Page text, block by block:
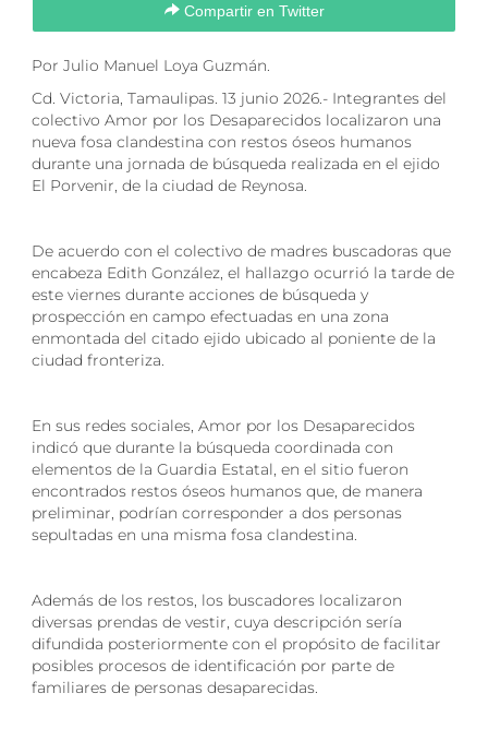
Compartir en Twitter
Por Julio Manuel Loya Guzmán.
Cd. Victoria, Tamaulipas. 13 junio 2026.- Integrantes del
colectivo Amor por los Desaparecidos localizaron una
nueva fosa clandestina con restos óseos humanos
durante una jornada de búsqueda realizada en el ejido
El Porvenir, de la ciudad de Reynosa.
De acuerdo con el colectivo de madres buscadoras que
encabeza Edith González, el hallazgo ocurrió la tarde de
este viernes durante acciones de búsqueda y
prospección en campo efectuadas en una zona
enmontada del citado ejido ubicado al poniente de la
ciudad fronteriza.
En sus redes sociales, Amor por los Desaparecidos
indicó que durante la búsqueda coordinada con
elementos de la Guardia Estatal, en el sitio fueron
encontrados restos óseos humanos que, de manera
preliminar, podrían corresponder a dos personas
sepultadas en una misma fosa clandestina.
Además de los restos, los buscadores localizaron
diversas prendas de vestir, cuya descripción sería
difundida posteriormente con el propósito de facilitar
posibles procesos de identificación por parte de
familiares de personas desaparecidas.